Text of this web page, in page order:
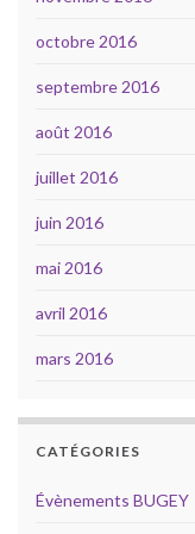
octobre 2016
septembre 2016
août 2016
juillet 2016
juin 2016
mai 2016
avril 2016
mars 2016
CATÉGORIES
Évènements BUGEY